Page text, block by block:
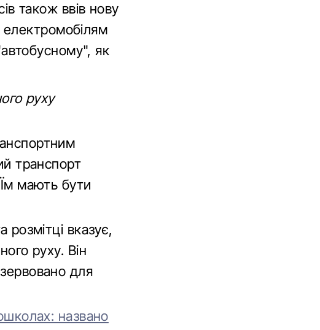
також ввів нову
як
руху
транспорт
мають бути
вказує,
руху. Він
для
названо